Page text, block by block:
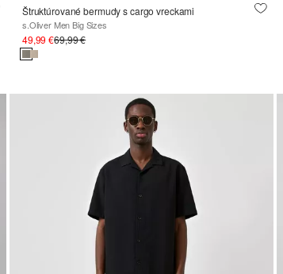
Štruktúrované bermudy s cargo vreckami
s.Oliver Men Big Sizes
49,99 €69,99 €